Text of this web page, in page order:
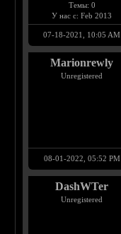
Темы: 0
У нас с: Feb 2013
07-18-2021, 10:05 AM
Marionrewly
Unregistered
08-01-2022, 05:52 PM
DashWTer
Unregistered